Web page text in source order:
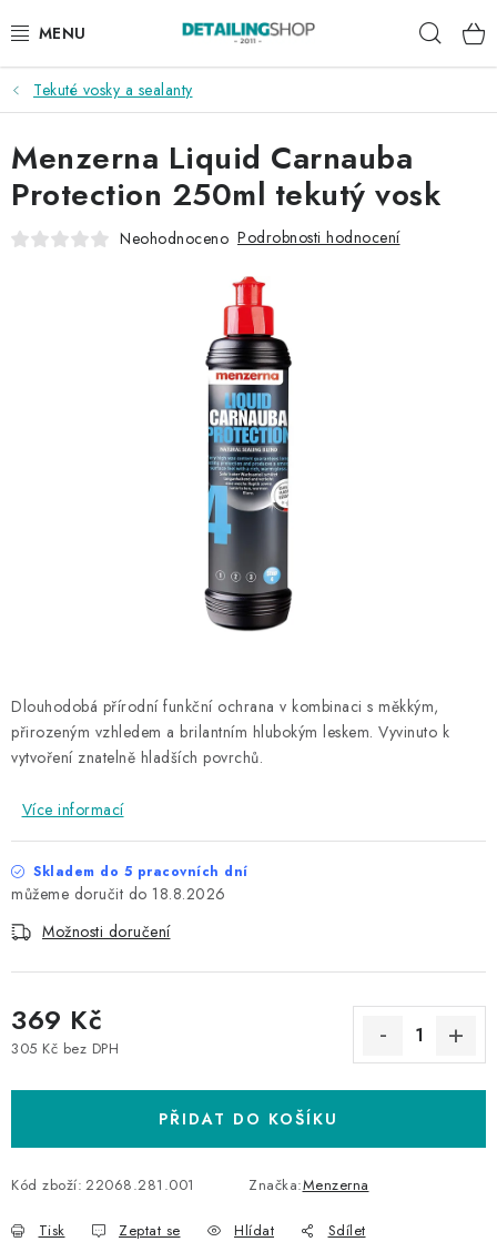
na
AKCE
NOVINKY
EXTERIÉR
DÁRKOVÉ SADY A POUKAZY
Věrnostní program
Všeobecné obchodní podmínky
Podmínky ochrany osobních údajů
Tekuté vosky a sealanty
Dlouhodobá přírodní funkční ochrana v kombinaci s měkkým,
přirozeným vzhledem a brilantním hlubokým leskem. Vyvinuto k
vytvoření znatelně hladších povrchů.
Více informací
Skladem do 5 pracovních dní
18.8.2026
Možnosti doručení
369 Kč
305 Kč bez DPH
PŘIDAT DO KOŠÍKU
Kód zboží: 22068.281.001 Značka:Menzerna
Tisk Zeptat se Hlídat Sdílet
Menzerna Liquid Carnauba
Protection 250ml tekutý vosk
Neohodnoceno Podrobnosti hodnocení